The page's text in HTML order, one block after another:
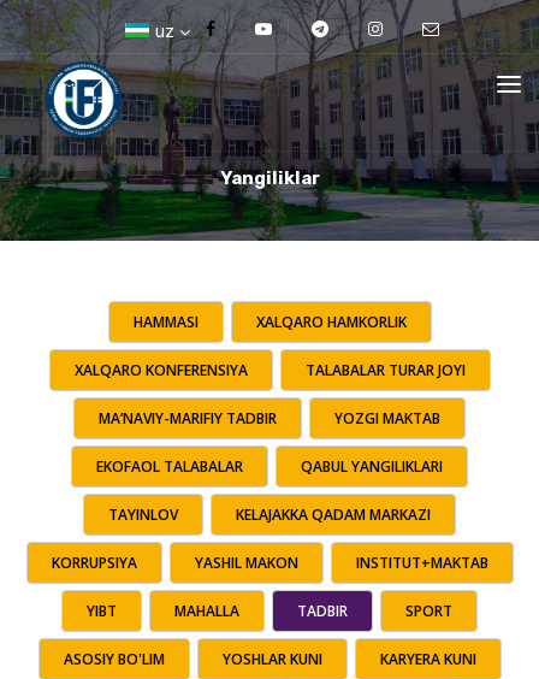
uz
Yangiliklar
HAMMASI XALQARO HAMKORLIK
XALQARO KONFERENSIYA TALABALAR TURAR JOYI
MA’NAVIY-MARIFIY TADBIR YOZGI MAKTAB
EKOFAOL TALABALAR QABUL YANGILIKLARI
TAYINLOV KELAJAKKA QADAM MARKAZI
KORRUPSIYA YASHIL MAKON INSTITUT+MAKTAB
YIBT MAHALLA TADBIR SPORT
ASOSIY BO'LIM YOSHLAR KUNI KARYERA KUNI